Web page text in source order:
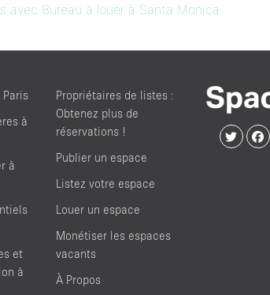
avec Bureau à louer à Santa Monica
Paris
à
à
et
à
Propriétaires de listes :
Obtenez plus de
réservations !
Publier un espace
Listez votre espace
Louer un espace
Monétiser les espaces
vacants
À Propos